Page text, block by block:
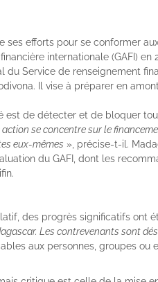
ses efforts pour se conformer
financière internationale (GAFI)
du Service de renseignement
Il vise à préparer en
est de détecter et de bloquer
se concentre sur le
eux-mêmes », précise-t-il.
du GAFI, dont les
des progrès significatifs ont
Les contrevenants sont
aux personnes, groupes ou